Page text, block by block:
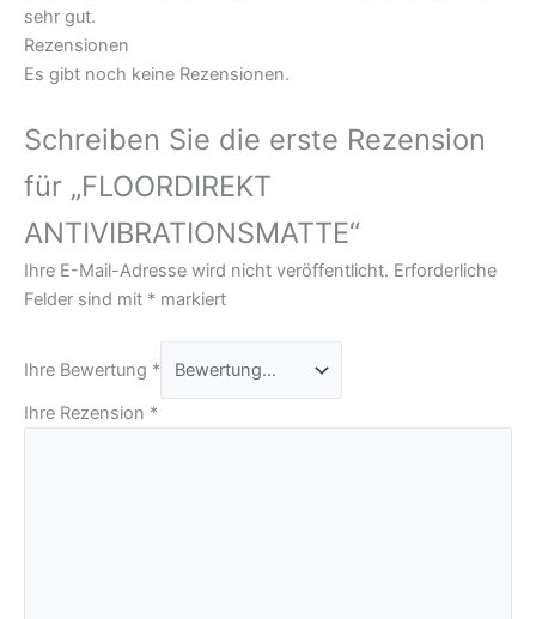
sehr gut.
Rezensionen
Es gibt noch keine Rezensionen.
Schreiben Sie die erste Rezension
für „FLOORDIREKT
ANTIVIBRATIONSMATTE“
Ihre E-Mail-Adresse wird nicht veröffentlicht. Erforderliche
Felder sind mit * markiert
Ihre Bewertung *
Ihre Rezension *